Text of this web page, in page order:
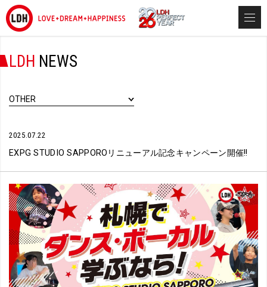
LDH NEWS
OTHER
2025.07.22
EXPG STUDIO SAPPOROリニューアル記念キャンペーン開催!!